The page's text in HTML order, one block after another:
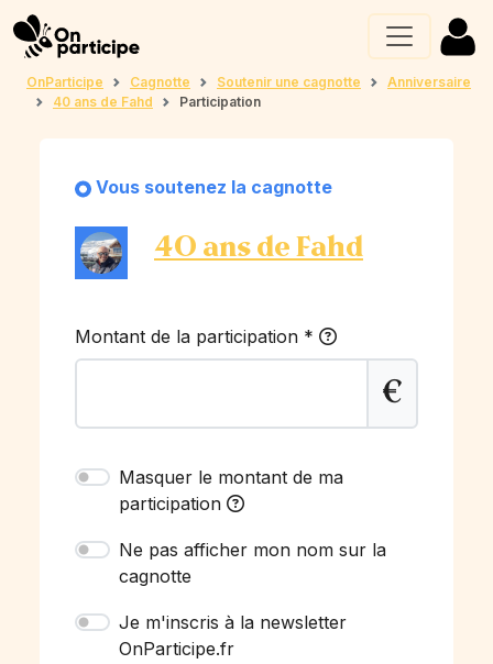
OnParticipe Cagnotte Soutenir une cagnotte
Anniversaire
40 ans de Fahd
Participation
Vous soutenez la cagnotte
40 ans de Fahd
Montant de la participation *
€
Masquer le montant de ma
participation
Ne pas afficher mon nom sur la
cagnotte
Je m'inscris à la newsletter
OnParticipe.fr